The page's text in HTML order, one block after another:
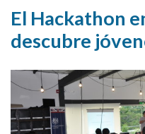
El Hackathon
descubre